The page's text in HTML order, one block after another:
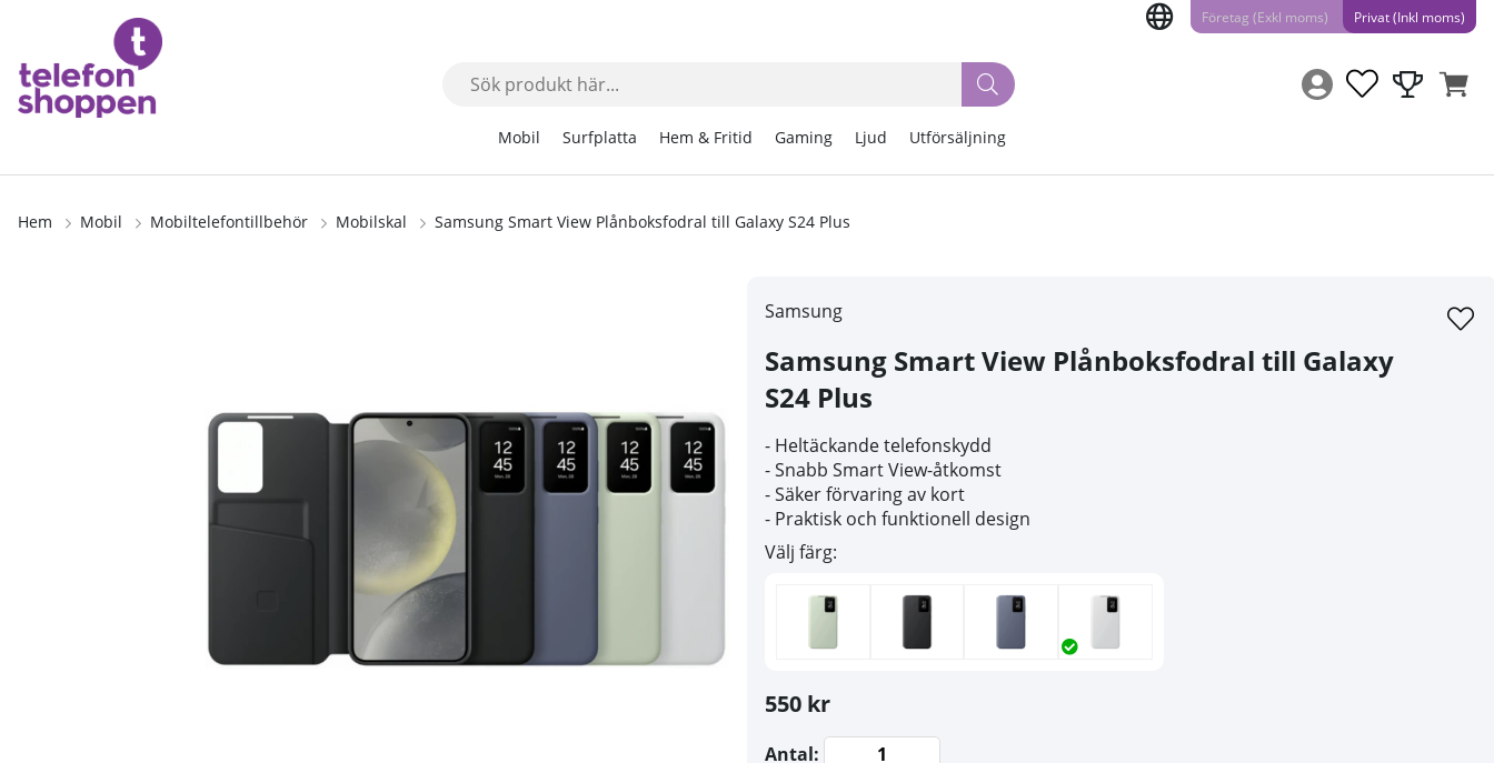
Företag (Exkl moms) Privat (Inkl moms)
Mobil Surfplatta Hem & Fritid Gaming Ljud Utförsäljning
Hem Mobil Mobiltelefontillbehör Mobilskal Samsung Smart View Plånboksfodral till Galaxy S24 Plus
Samsung
Samsung Smart View Plånboksfodral till Galaxy
S24 Plus
- Heltäckandetelefonskydd
- Snabb Smart View-åtkomst
- Säker förvaring av kort
- Praktisk och funktionell design
Välj färg:
550 kr
Antal: